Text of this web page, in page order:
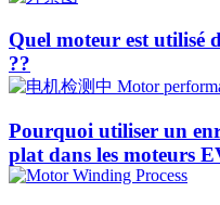
Quel moteur est utilisé
??​​
Pourquoi utiliser un
plat dans les moteurs